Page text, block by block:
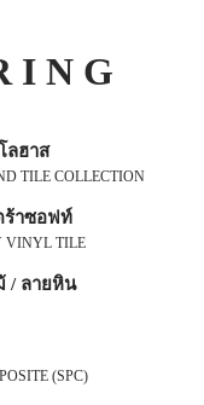
I N G
ลฮาส
TILE COLLECTION
ร้าซอฟท์
VINYL TILE
/ ลายหิน
(SPC)